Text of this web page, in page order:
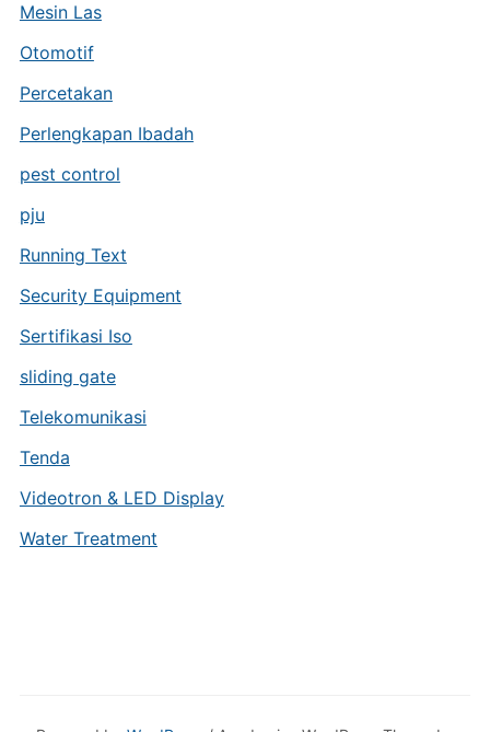
Mesin Las
Otomotif
Percetakan
Perlengkapan Ibadah
pest control
pju
Running Text
Security Equipment
Sertifikasi Iso
sliding gate
Telekomunikasi
Tenda
Videotron & LED Display
Water Treatment